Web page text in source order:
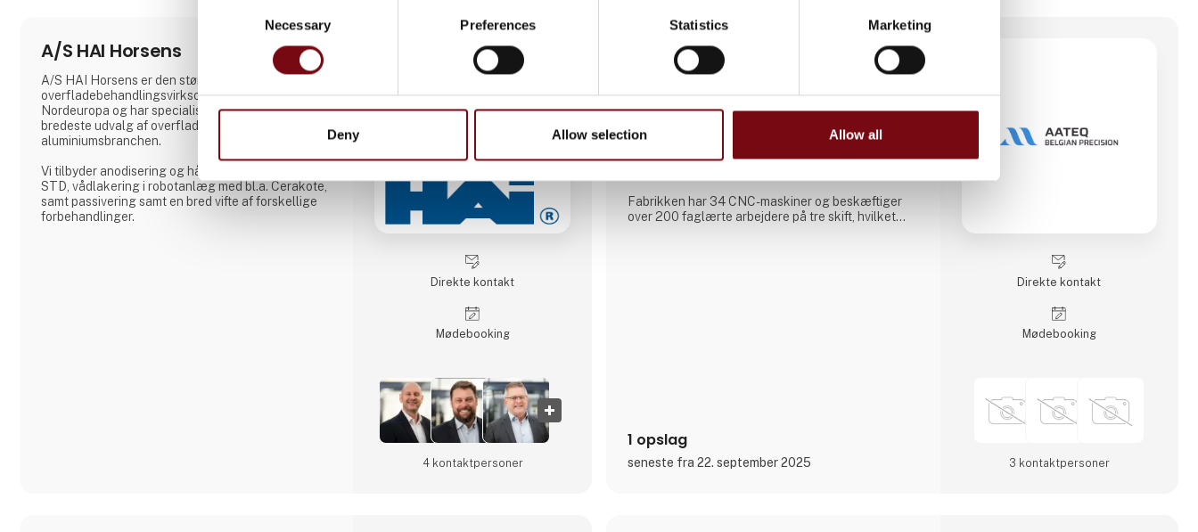
Necessary Preferences Statistics Marketing
Deny Allow selection Allow all
A/S HAI Horsens
A/S HAI Horsens er den største
overfladebehandlingsvirksomhed af aluminium i
Nordeuropa og har specialiseret sig i Europas
bredeste udvalg af overfladebehandlinger indenfor
aluminiumsbranchen.
Vi tilbyder anodisering og hårdanodisering i MIL
STD, vådlakering i robotanlæg med bl.a. Cerakote,
samt passivering samt en bred vifte af forskellige
forbehandlinger.
Direkte kontakt
Møde­booking
4 kontakt­personer
AATEQ Belgian Precision
Rumænien, og er en produktionsvirksomhed med
speciale i CNC-drejning, -fræsning og -svejsning.
men har udviklet sig til en pålidelig leverandør af
mekaniske komponenter med høj præcision til
Fabrikken har 34 CNC-maskiner og beskæftiger
over 200 faglærte arbejdere på tre skift, hvilket
1 opslag
seneste fra 22. september 2025
Direkte kontakt
Møde­booking
3 kontakt­personer